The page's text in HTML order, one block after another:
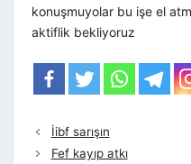
konuşmuyolar bu işe el
aktiflik bekliyoruz
İibf sarışın
Fef kayıp atkı